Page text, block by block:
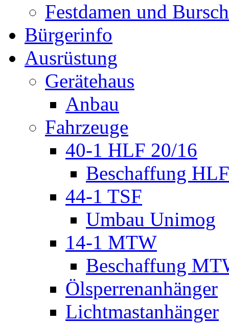
Festdamen und
Bürgerinfo
Ausrüstung
Gerätehaus
Anbau
Fahrzeuge
40-1 HLF 20/16
Beschaffung HLF
44-1 TSF
Umbau Unimog
14-1 MTW
Beschaffung
Ölsperrenanhänger
Lichtmastanhänger